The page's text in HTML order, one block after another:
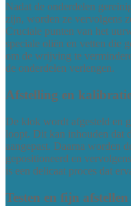
Nadat de onderdelen
zijn, worden ze vervolgens
Cruciale punten van het
speciale oliën en vetten die
om de wrijving te
de onderdelen verlengen.
Afstelling en
De klok wordt afgesteld en
loopt. Dit kan inhouden dat
aangepast. Daarna worden
gepositioneerd en
is een delicaat proces dat
Testen en fijn afstellen